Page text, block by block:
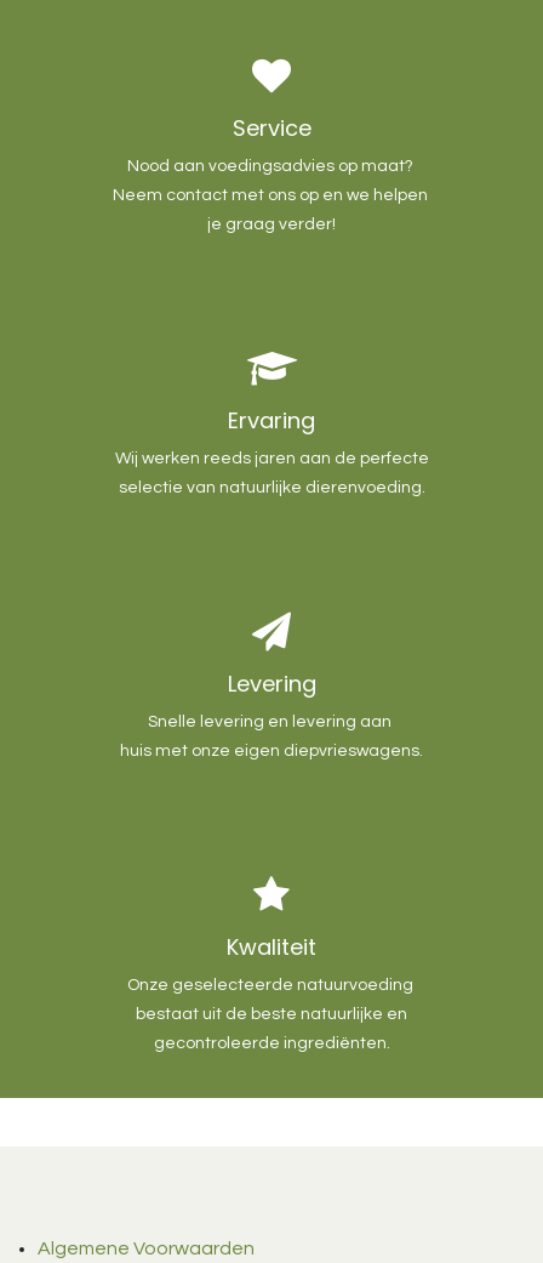
Service
Nood aan voedingsadvies op maat?
Neem contact met ons op en we helpen
je graag verder!
Ervaring
Wij werken reeds jaren aan de perfecte
selectie van natuurlijke dierenvoeding.
Levering
Snelle levering en levering aan
huis met onze eigen diepvrieswagens.
Kwaliteit
Onze geselecteerde natuurvoeding
bestaat uit de beste natuurlijke en
gecontroleerde ingrediënten.
Algemene Voorwaarden